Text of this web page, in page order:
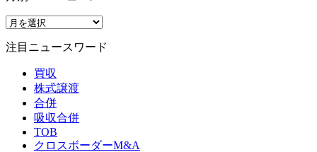
注目ニュースワード
買収
株式譲渡
合併
吸収合併
TOB
クロスボーダーM&A